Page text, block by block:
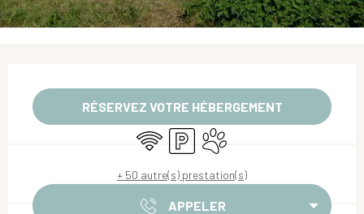
RÉSERVEZ VOTRE HÉBERGEMENT
WiFi ParkingAnimaux acceptés
+ 50 autre(s) prestation(s)
APPELER